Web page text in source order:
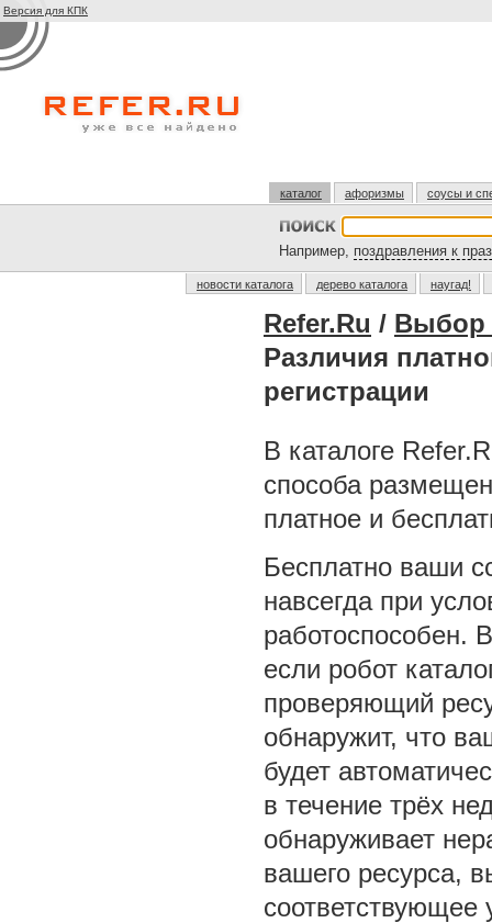
Версия для КПК
каталог афоризмы соусы и
Например, поздравления к
новости каталога дерево каталога наугад!
Refer.Ru / Выбор
Различия
регистрации
В каталоге
способа
платное и
Бесплатно ваши
навсегда при
работоспособен.
если робот
проверяющий
обнаружит, что
будет
в течение трёх
обнаруживает
вашего ресурса,
соответствующее